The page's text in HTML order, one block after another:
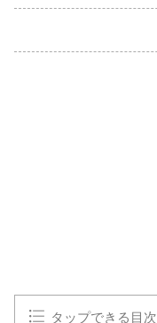
タップできる目次